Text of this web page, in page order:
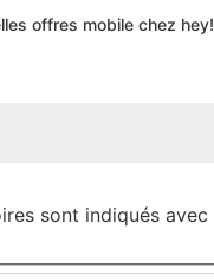
offres mobile chez hey!
sont indiqués avec